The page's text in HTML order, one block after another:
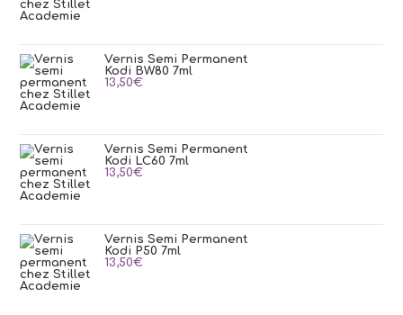
Vernis Semi Permanent
Kodi BW80 7ml
13,50€
Vernis Semi Permanent
Kodi LC60 7ml
13,50€
Vernis Semi Permanent
Kodi P50 7ml
13,50€